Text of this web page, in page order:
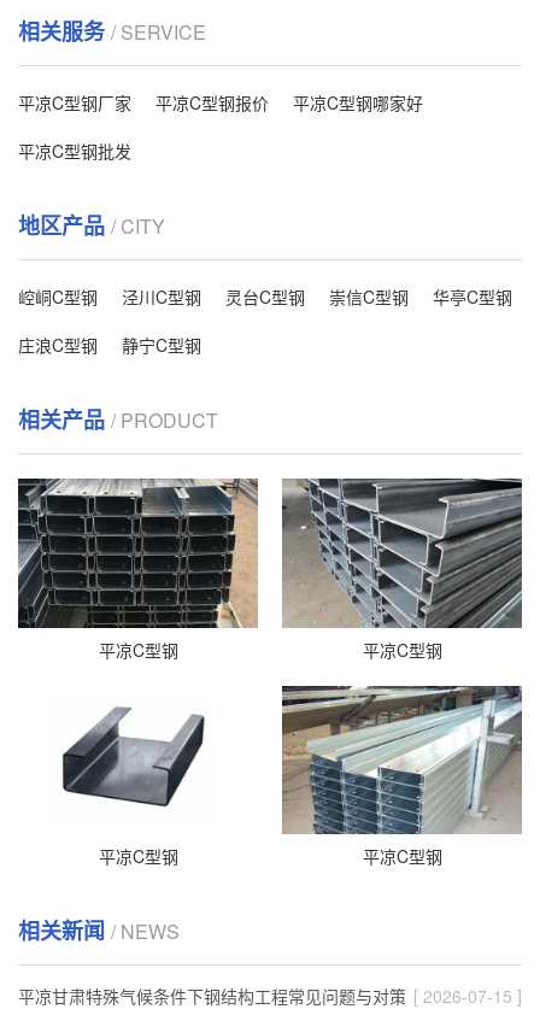
相关服务/ SERVICE
平凉C型钢厂家 平凉C型钢报价
平凉C型钢哪家好
平凉C型钢批发
地区产品 / CITY
崆峒C型钢 泾川C型钢 灵台C型钢 崇信C型钢
华亭C型钢
庄浪C型钢
静宁C型钢
相关产品 / PRODUCT
平凉C型钢 平凉C型钢
平凉C型钢 平凉C型钢
相关新闻 / NEWS
平凉甘肃特殊气候条件下钢结构工程常见问题与对策 [ 2026-07-15 ]